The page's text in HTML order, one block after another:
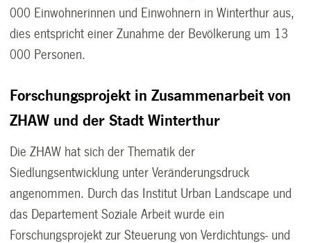
000 Einwohnerinnen und Einwohnern in Winterthur aus,
dies entspricht einer Zunahme der Bevölkerung um 13
000 Personen.
Forschungsprojekt in Zusammenarbeit von
ZHAW und der Stadt Winterthur
Die ZHAW hat sich der Thematik der
Siedlungsentwicklung unter Veränderungsdruck
angenommen. Durch das Institut Urban Landscape und
das Departement Soziale Arbeit wurde ein
Forschungsprojekt zur Steuerung von Verdichtungs- und